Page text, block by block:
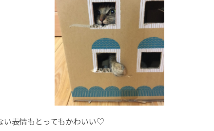
い表情もとってもかわいい♡